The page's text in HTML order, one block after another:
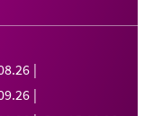
.26
.26